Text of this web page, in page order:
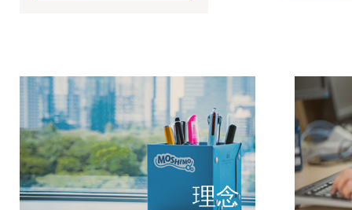
理念
個のチ
もしもが描く未